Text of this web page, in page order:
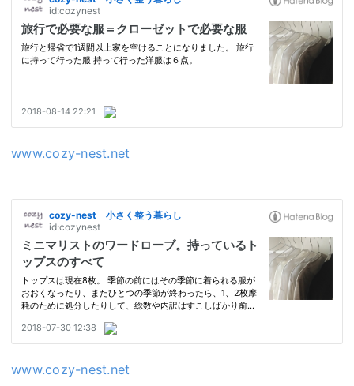
www.cozy-nest.net
www.cozy-nest.net